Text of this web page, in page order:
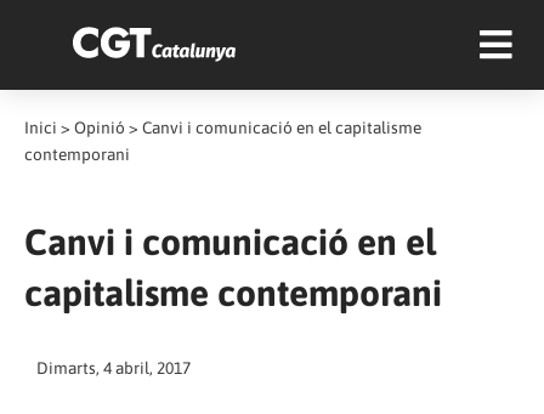
Inici > Opinió > Canvi i comunicació en el capitalisme
contemporani
Canvi i comunicació en el
capitalisme contemporani
Dimarts, 4 abril, 2017